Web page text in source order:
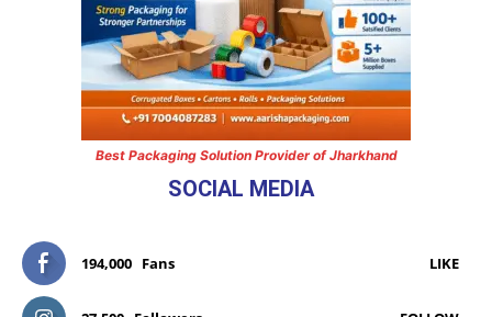
Best Packaging Solution Provider of Jharkhand
SOCIAL MEDIA
194,000 Fans LIKE